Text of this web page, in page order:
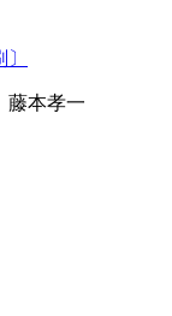
藤本孝一